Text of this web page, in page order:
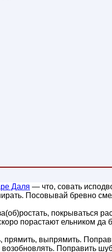
Даля — что, совать
Посовывай бревно
покрываться
порастают ельником да
прямить, выпрямить.
возобновлять. Поправить